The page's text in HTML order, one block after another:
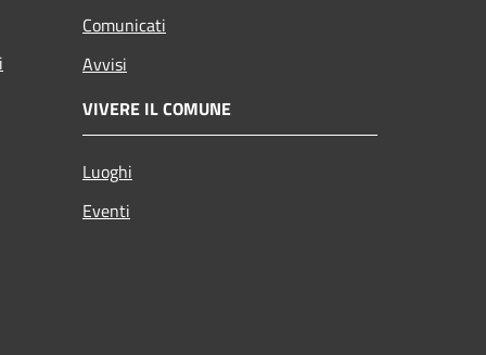
Comunicati
Avvisi
VIVERE IL COMUNE
Luoghi
Eventi